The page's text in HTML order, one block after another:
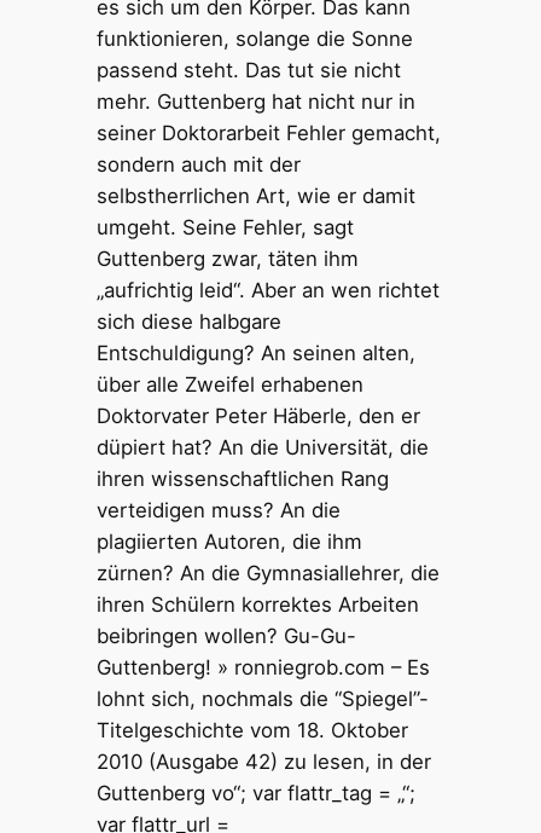
es sich um den Körper. Das kann
funktionieren, solange die Sonne
passend steht. Das tut sie nicht
mehr. Guttenberg hat nicht nur in
seiner Doktorarbeit Fehler gemacht,
sondern auch mit der
selbstherrlichen Art, wie er damit
umgeht. Seine Fehler, sagt
Guttenberg zwar, täten ihm
„aufrichtig leid“. Aber an wen richtet
sich diese halbgare
Entschuldigung? An seinen alten,
über alle Zweifel erhabenen
Doktorvater Peter Häberle, den er
düpiert hat? An die Universität, die
ihren wissenschaftlichen Rang
verteidigen muss? An die
plagiierten Autoren, die ihm
zürnen? An die Gymnasiallehrer, die
ihren Schülern korrektes Arbeiten
beibringen wollen? Gu-Gu-
Guttenberg! » ronniegrob.com – Es
lohnt sich, nochmals die “Spiegel”-
Titelgeschichte vom 18. Oktober
2010 (Ausgabe 42) zu lesen, in der
Guttenberg vo“; var flattr_tag = „“;
var flattr_url =